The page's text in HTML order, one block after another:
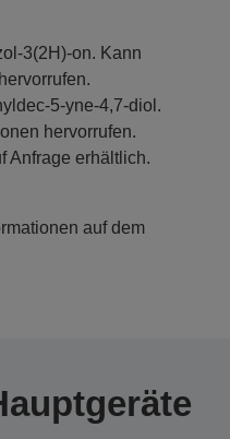
3(2H)-on. Kann
5-yne-4,7-diol.
hervorrufen.
Anfrage erhältlich.
auf dem